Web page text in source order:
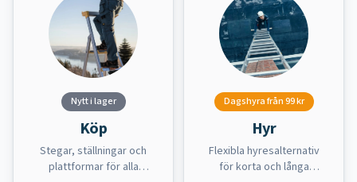
Nytt i lager
Köp
Stegar, ställningar och
plattformar för alla
Dagshyra från 99 kr
Hyr
Flexibla hyresalternativ
för korta och långa